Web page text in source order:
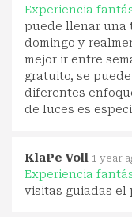
Experiencia
puede llenar una
domingo y
mejor ir entre
gratuito, se
diferentes
de luces es
KlaPe Voll 1 year
Experiencia
visitas guiadas el